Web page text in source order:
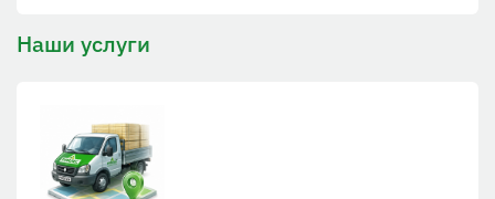
Наши услуги